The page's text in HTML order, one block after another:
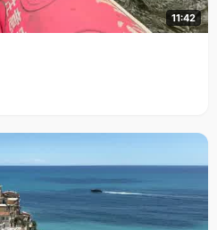
11:42